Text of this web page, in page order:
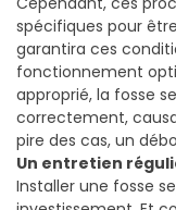
spécifiques pour
garantira ces
fonctionnement
approprié, la fosse
correctement,
pire des cas, un
Un entretien
Installer une fosse